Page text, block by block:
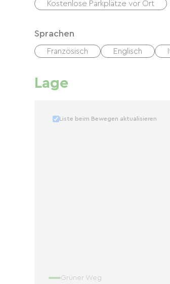
Kostenlose Parkplätze vor Ort
Sprachen
Französisch Englisch
Lage
Liste beim Bewegen aktualisieren
Grüner Weg